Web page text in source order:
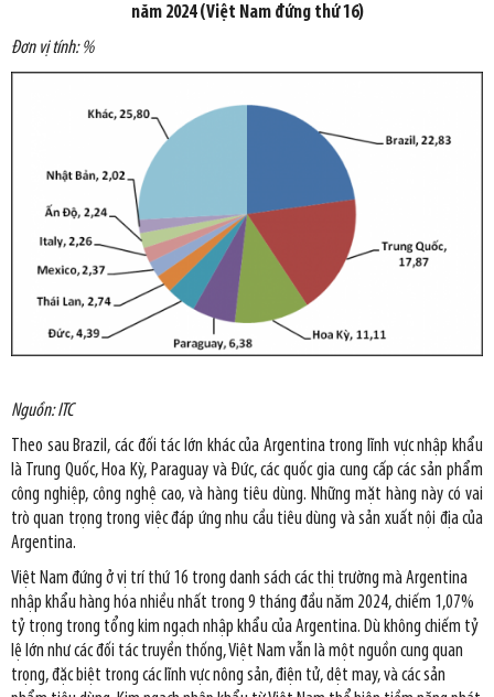
năm 2024 (Việt Nam đứng thứ 16)
Đơn vị tính: %
Nguồn: ITC
Theo sau Brazil, các đối tác lớn khác của Argentina trong lĩnh vực nhập khẩu
là Trung Quốc, Hoa Kỳ, Paraguay và Đức, các quốc gia cung cấp các sản phẩm
công nghiệp, công nghệ cao, và hàng tiêu dùng. Những mặt hàng này có vai
trò quan trọng trong việc đáp ứng nhu cầu tiêu dùng và sản xuất nội địa của
Argentina.
Việt Nam đứng ở vị trí thứ 16 trong danh sách các thị trường mà Argentina
nhập khẩu hàng hóa nhiều nhất trong 9 tháng đầu năm 2024, chiếm 1,07%
tỷ trọng trong tổng kim ngạch nhập khẩu của Argentina. Dù không chiếm tỷ
lệ lớn như các đối tác truyền thống, Việt Nam vẫn là một nguồn cung quan
trọng, đặc biệt trong các lĩnh vực nông sản, điện tử, dệt may, và các sản